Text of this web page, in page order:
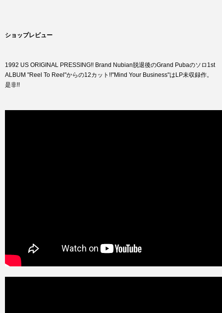
ショップレビュー
1992 US ORIGINAL PRESSING!! Brand Nubian脱退後のGrand Pubaのソロ1st
ALBUM "Reel To Reel"からの12カット!!"Mind Your Business"はLP未収録作。
是非!!